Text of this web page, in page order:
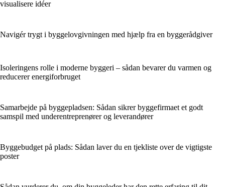
visualisere idéer
Navigér trygt i byggelovgivningen med hjælp fra en byggerådgiver
Isoleringens rolle i moderne byggeri – sådan bevarer du varmen og
reducerer energiforbruget
Samarbejde på byggepladsen: Sådan sikrer byggefirmaet et godt
samspil med underentreprenører og leverandører
Byggebudget på plads: Sådan laver du en tjekliste over de vigtigste
poster